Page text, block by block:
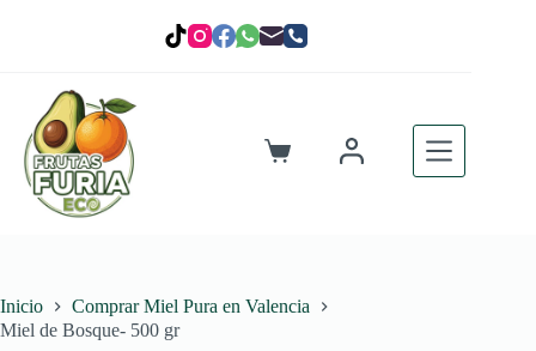
Carro
Inicio
Comprar Miel Pura en Valencia
Miel de Bosque- 500 gr